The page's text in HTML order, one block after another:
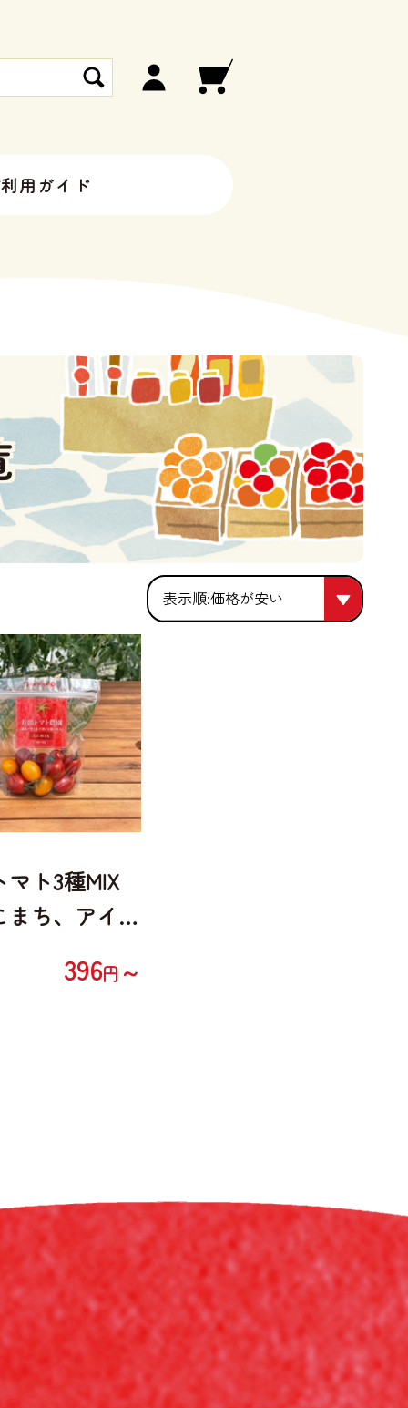
用ガイド
価格が安い
ト3種MIX
まち、アイ
396円 ～